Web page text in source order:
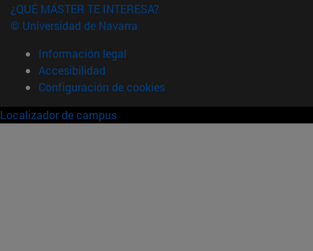
¿QUÉ MÁSTER TE INTERESA?
© Universidad de Navarra
Información legal
Accesibilidad
Configuración de cookies
Localizador de campus